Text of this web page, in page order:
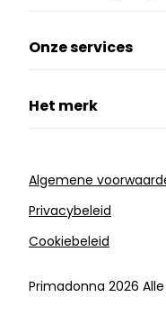
Onze services
Het merk
Algemene
Privacybeleid
Cookiebeleid
Primadonna 2026